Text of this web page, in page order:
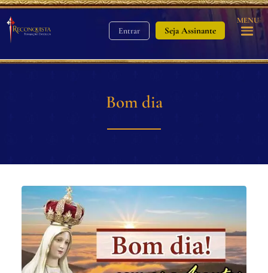
Entrar Seja Assinante
MENU
Bom dia